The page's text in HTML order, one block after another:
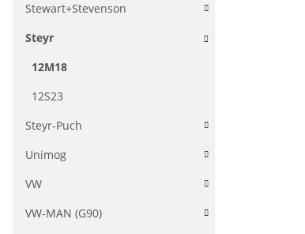
Stewart+Stevenson
Steyr
12M18
12S23
Steyr-Puch
Unimog
VW
VW-MAN (G90)